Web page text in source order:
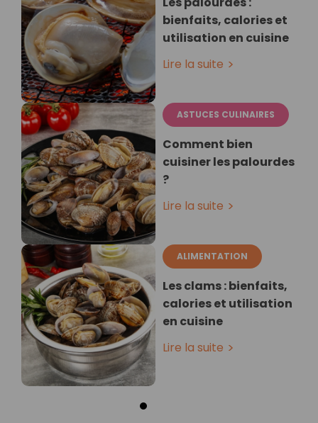
bienfaits, calories et
utilisation en cuisine
Lire la suite
ASTUCES CULINAIRES
Comment bien
cuisiner les palourdes
?
Lire la suite
ALIMENTATION
Les clams : bienfaits,
calories et utilisation
en cuisine
Lire la suite